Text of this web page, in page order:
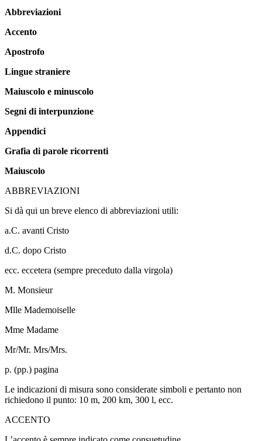
Abbreviazioni
Accento
Apostrofo
Lingue straniere
Maiuscolo e minuscolo
Segni di interpunzione
Appendici
Grafia di parole ricorrenti
Maiuscolo
ABBREVIAZIONI
Si dà qui un breve elenco di abbreviazioni utili:
a.C. avanti Cristo
d.C. dopo Cristo
ecc. eccetera (sempre preceduto dalla virgola)
M. Monsieur
Mlle Mademoiselle
Mme Madame
Mr/Mr. Mrs/Mrs.
p. (pp.) pagina
Le indicazioni di misura sono considerate simboli e pertanto non
richiedono il punto: 10 m, 200 km, 300 l, ecc.
ACCENTO